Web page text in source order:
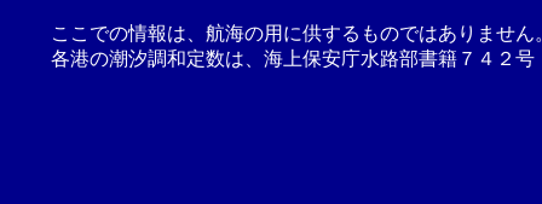
ここでの情報は、航海の用に供するものではありませ
各港の潮汐調和定数は、海上保安庁水路部書籍７４２